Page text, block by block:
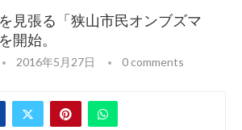
見張る「狭山市民オンブズマ
開始。
2016年5月27日 0 comments